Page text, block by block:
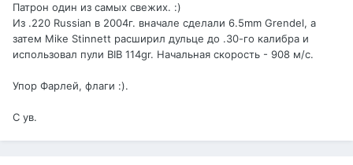
Патрон один из самых свежих. :)
Из .220 Russian в 2004г. вначале сделали 6.5mm Grendel, а
затем Mike Stinnett расширил дульце до .30-го калибра и
использовал пули BIB 114gr. Начальная скорость - 908 м/с.
Упор Фарлей, флаги :).
С ув.